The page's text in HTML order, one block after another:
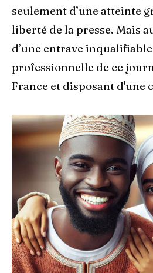
seulement d’une atteinte
liberté de la presse. Mais
d’une entrave
professionnelle de ce
France et disposant d'une